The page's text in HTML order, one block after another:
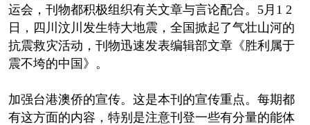
运会，刊物都积极组织有关文章与言论配合。5月1 2
日，四川汶川发生特大地震，全国掀起了气壮山河的
抗震救灾活动，刊物迅速发表编辑部文章《胜利属于
震不垮的中国》。
加强台港澳侨的宣传。这是本刊的宣传重点。每期都
有这方面的内容，特别是注意刊登一些有分量的能体